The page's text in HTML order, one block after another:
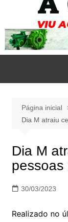
Página inicial
Dia M atraiu
Dia M
pessoas
30/03/2023
Realizado no